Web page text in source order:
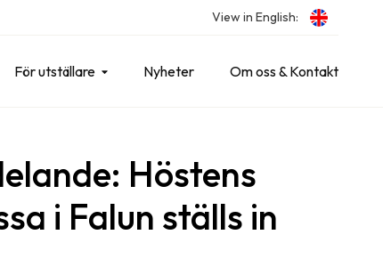
View in English:
För utställare Nyheter Om oss & Kontakt
Höstens
i Falun ställs in